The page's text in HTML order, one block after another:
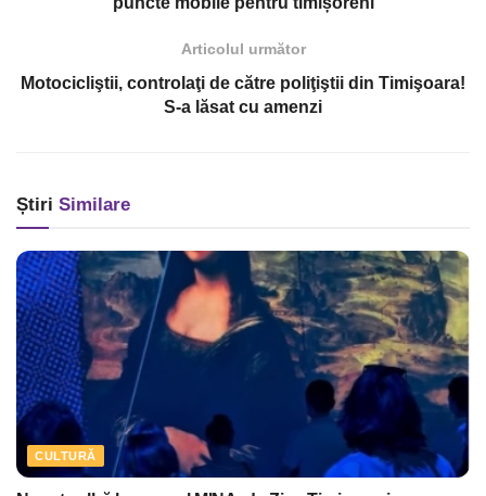
Articolul următor
Motocicliştii, controlaţi de către poliţiştii din Timişoara!
S-a lăsat cu amenzi
Știri Similare
CULTURĂ